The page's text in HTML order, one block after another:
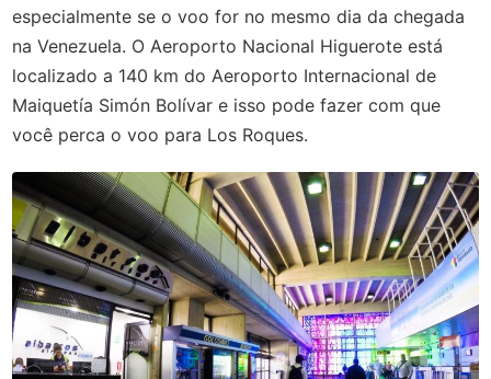
especialmente se o voo for no mesmo dia da chegada
na Venezuela. O Aeroporto Nacional Higuerote está
localizado a 140 km do Aeroporto Internacional de
Maiquetía Simón Bolívar e isso pode fazer com que
você perca o voo para Los Roques.